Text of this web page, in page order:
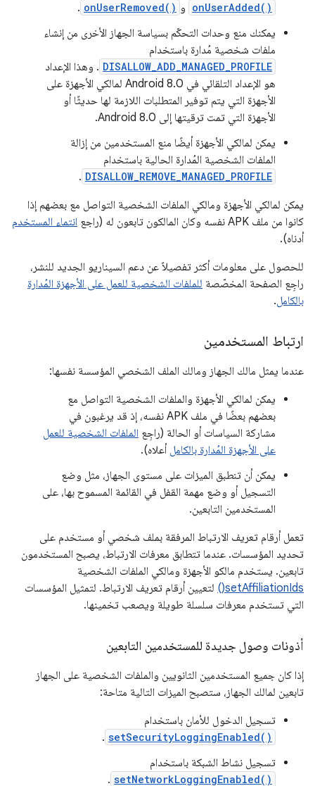
onUserAdded() و onUserRemoved()
.
يمكنك منع وحدات التحكّم بسياسة الجهاز الأخرى من إنشاء
ملفات شخصية مُدارة باستخدام
DISALLOW_ADD_MANAGED_PROFILE . وهذا الإعداد
هو الإعداد التلقائي في Android 8.0 لمالكي الأجهزة على
الأجهزة التي يتم توفير المتطلبات اللازمة لها حديثًا أو
الأجهزة التي تمت ترقيتها إلى Android 8.0.
يمكن لمالكي الأجهزة أيضًا منع المستخدمين من إزالة
الملفات الشخصية المُدارة الحالية باستخدام
DISALLOW_REMOVE_MANAGED_PROFILE
.
يمكن لمالكي الأجهزة ومالكي الملفات الشخصية التواصل مع بعضهم إذا
كانوا من ملف APK نفسه وكان المالكون تابعون له (راجع
انتماء المستخدم
أدناه).
للحصول على معلومات أكثر تفصيلاً عن دعم السيناريو الجديد للنشر،
راجِع الصفحة المخصّصة للملفات الشخصية للعمل على الأجهزة المُدارة
بالكامل.
ارتباط المستخدمين
عندما يمثل مالك الجهاز ومالك الملف الشخصي المؤسسة نفسها:
يمكن لمالكي الأجهزة والملفات الشخصية التواصل مع
بعضهم بعضًا في ملف APK نفسه، إذ قد يرغبون في
مشاركة السياسات أو الحالة (راجِع الملفات الشخصية للعمل
على الأجهزة المُدارة بالكامل أعلاه).
يمكن أن تنطبق الميزات على مستوى الجهاز، مثل وضع
التسجيل أو وضع مهمة القفل في القائمة المسموح بها، على
المستخدمين التابعين.
تعمل أرقام تعريف الارتباط المرفقة بملف شخصي أو مستخدم على
تحديد المؤسسات. عندما تتطابق معرفات الارتباط، يصبح المستخدمون
تابعين. يستخدم مالكو الأجهزة ومالكي الملفات الشخصية
setAffiliationIds()
لتعيين أرقام تعريف الارتباط. لتمثيل المؤسسات
التي تستخدم معرفات سلسلة طويلة ويصعب تخمينها.
أذونات وصول جديدة للمستخدمين التابعين
إذا كان جميع المستخدمين الثانويين والملفات الشخصية على الجهاز
تابعين لمالك الجهاز، ستصبح الميزات التالية متاحة:
تسجيل الدخول للأمان باستخدام
setSecurityLoggingEnabled()
.
تسجيل نشاط الشبكة باستخدام
setNetworkLoggingEnabled()
.